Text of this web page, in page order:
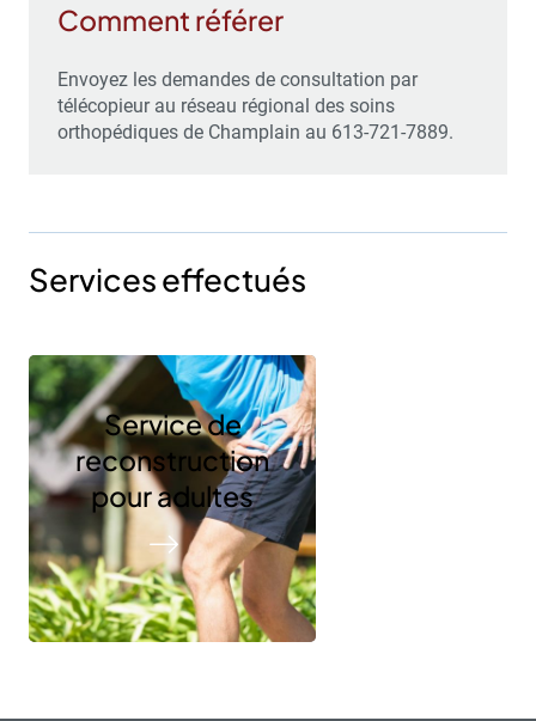
Comment référer
Envoyez les demandes de consultation par
télécopieur au réseau régional des soins
orthopédiques de Champlain au 613-721-7889.
Services effectués
Service de
reconstruction
pour adultes